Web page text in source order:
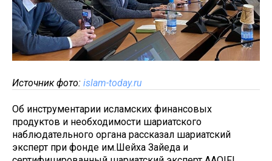
Источник фото: islam-today.ru
Об инструментарии исламских финансовых
продуктов и необходимости шариатского
наблюдательного органа рассказал шариатский
эксперт при фонде им.Шейха Зайеда и